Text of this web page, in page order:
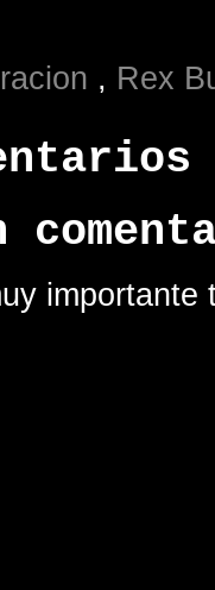
, Rex